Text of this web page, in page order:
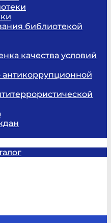
библиотекой
качества условий